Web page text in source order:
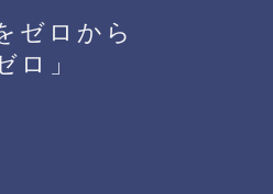
ゼロから
ロ」